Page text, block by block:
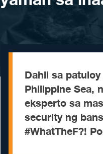
Dahil sa
Philippine Sea,
eksperto sa
security ng
#WhatTheF?!